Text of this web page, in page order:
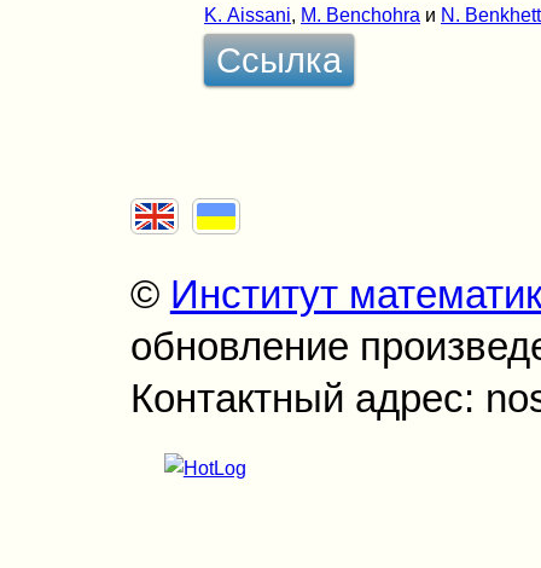
K. Aissani, M. Benchohra и N.
Ссылка
© Институт
обновление
Контактный адрес: